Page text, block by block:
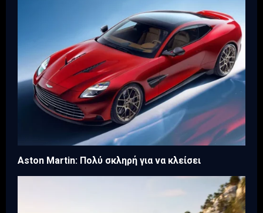
Aston Martin: Πολύ σκληρή για να κλείσει